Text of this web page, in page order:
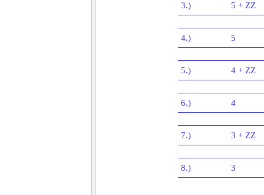
3.) 5 + ZZ
4.) 5
5.) 4 + ZZ
6.) 4
7.) 3 + ZZ
8.) 3